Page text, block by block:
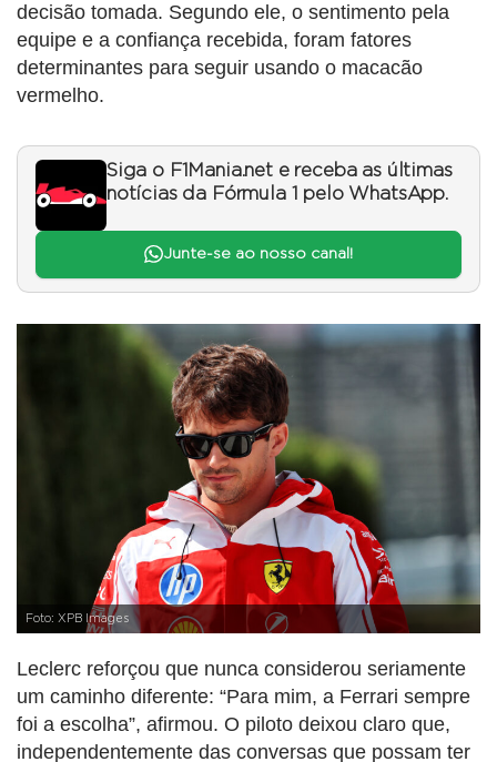
decisão tomada. Segundo ele, o sentimento pela
equipe e a confiança recebida, foram fatores
determinantes para seguir usando o macacão
vermelho.
Siga o F1Mania.net e receba as últimas
notícias da Fórmula 1 pelo WhatsApp.
Junte-se ao nosso canal!
Foto: XPB Images
Leclerc reforçou que nunca considerou seriamente
um caminho diferente: “Para mim, a Ferrari sempre
foi a escolha”, afirmou. O piloto deixou claro que,
independentemente das conversas que possam ter